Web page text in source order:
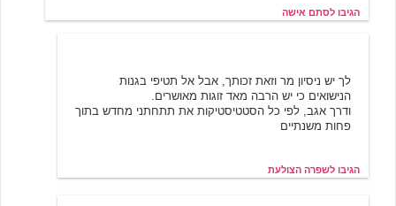
הגיבו לסתם אישה
לך יש ניסיון מר וזאת זכותך, אבל אל תטיפי בגנות
הנישואים כי יש הרבה מאד זוגות מאושרים.
ודרך אגב, לפי כל הסטטיסטיקות את תתחתני מחדש בתוך
פחות משנתיים
הגיבו לשפרה הצולעת